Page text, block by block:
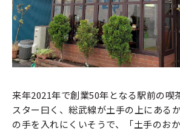
来年2021年で創業50年となる駅前の喫
スター曰く、総武線が土手の上にある
の手を入れにくいそうで、「土手のお